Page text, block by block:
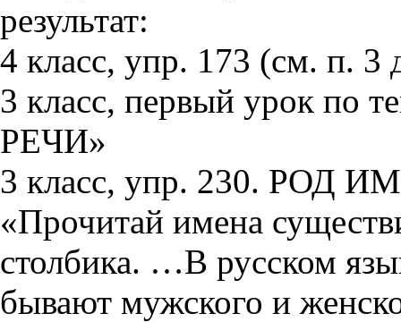
результат:
4 класс, упр. 173 (см. п. 3
3 класс, первый урок
РЕЧИ»
3 класс, упр. 230.
«Прочитай имена
столбика. …В русском
бывают мужского и